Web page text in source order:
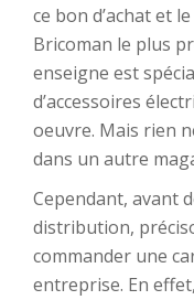
ce bon d’achat et
Bricoman le plus
enseigne est
d’accessoires
oeuvre. Mais rien
dans un autre
Cependant, avant
distribution,
commander une
entreprise. En